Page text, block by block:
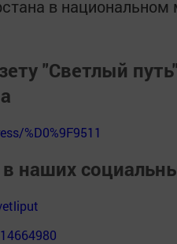
в
"Светлый
%D0%9F9511
наших